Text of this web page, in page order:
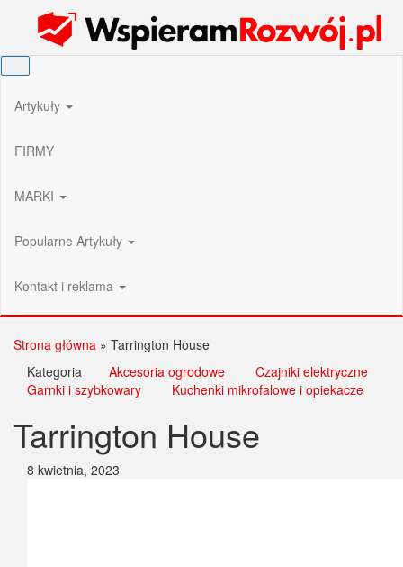
Wspieram Rozwój PL
Artykuły
FIRMY
MARKI
Popularne Artykuły
Kontakt i reklama
Strona główna » Tarrington House
Kategoria
Akcesoria ogrodowe
Czajniki elektryczne
Garnki i szybkowary
Kuchenki mikrofalowe i opiekacze
Tarrington House
8 kwietnia, 2023